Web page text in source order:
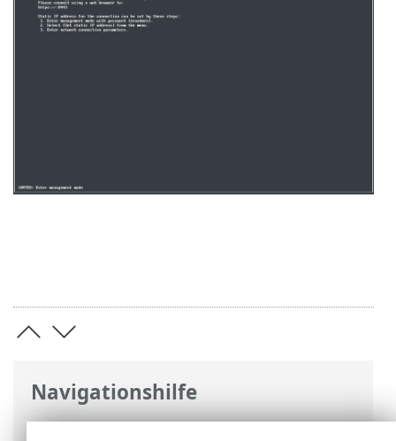
Navigationshilfe
ESET Online-Hilfe>ESET PROTECT On-